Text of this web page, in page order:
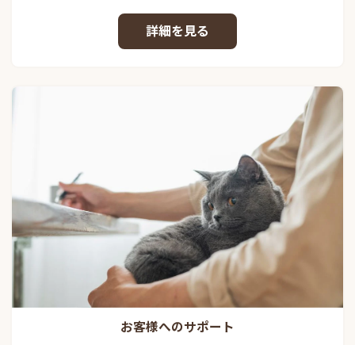
詳細を見る
お客様へのサポート